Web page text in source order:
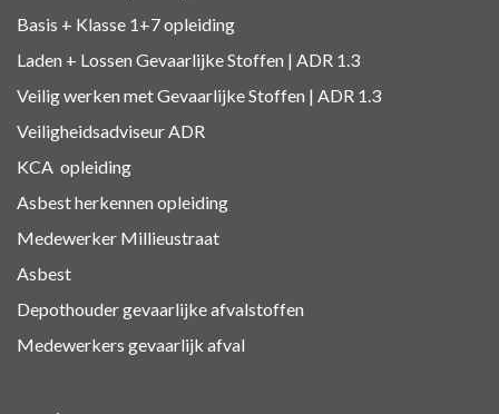
Basis + Klasse 1+7opleiding
Laden + Lossen Gevaarlijke Stoffen | ADR 1.3
Veilig werken met Gevaarlijke Stoffen | ADR 1.3
Veiligheidsadviseur ADR
KCA opleiding
Asbest herkennenopleiding
Medewerker Millieustraat
Asbest
Depothouder gevaarlijke afvalstoffen
Medewerkers gevaarlijk afval